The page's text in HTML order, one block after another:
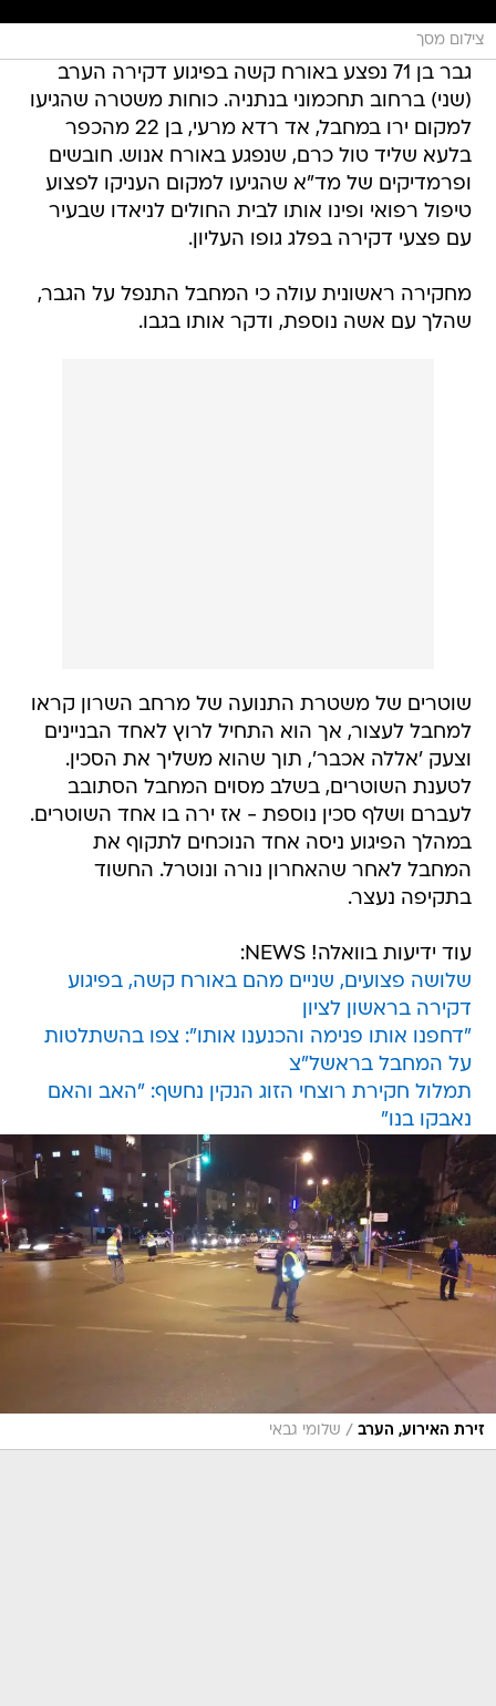
גבר בן 71 נפצע באורח קשה בפיגוע דקירה הערב
(שני) ברחוב תחכמוני בנתניה. כוחות משטרה שהגיעו
למקום ירו במחבל, אד רדא מרעי, בן 22 מהכפר
בלעא שליד טול כרם, שנפגע באורח אנוש. חובשים
ופרמדיקים של מד"א שהגיעו למקום העניקו לפצוע
טיפול רפואי ופינו אותו לבית החולים לניאדו שבעיר
עם פצעי דקירה בפלג גופו העליון.
מחקירה ראשונית עולה כי המחבל התנפל על הגבר,
וצעק 'אללה אכבר', תוך שהוא משליך את הסכין.
לטענת השוטרים, בשלב מסוים המחבל הסתובב
לעברם ושלף סכין נוספת - אז ירה בו אחד השוטרים.
במהלך הפיגוע ניסה אחד הנוכחים לתקוף את
המחבל לאחר שהאחרון נורה ונוטרל. החשוד
בתקיפה נעצר.
עוד ידיעות בוואלה! NEWS:
דקירה בראשון לציון
"דחפנו אותו פנימה והכנענו אותו": צפו בהשתלטות
על המחבל בראשל"צ
תמלול חקירת רוצחי הזוג הנקין נחשף: "האב והאם
נאבקו בנו"
זירת האירוע, הערב